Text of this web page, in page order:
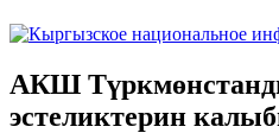
АКШ
эстеликтерин